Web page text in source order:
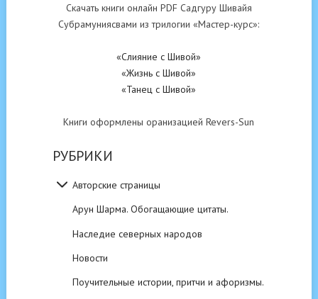
Скачать книги онлайн PDF Садгуру Шивайя
Субрамуниясвами из трилогии «Мастер-курс»:
«Слияние с Шивой»
«Жизнь с Шивой»
«Танец с Шивой»
Книги оформлены оранизацией Revers-Sun
РУБРИКИ
Авторские страницы
Арун Шарма. Обогащающие цитаты.
Наследие северных народов
Новости
Поучительные истории, притчи и афоризмы.